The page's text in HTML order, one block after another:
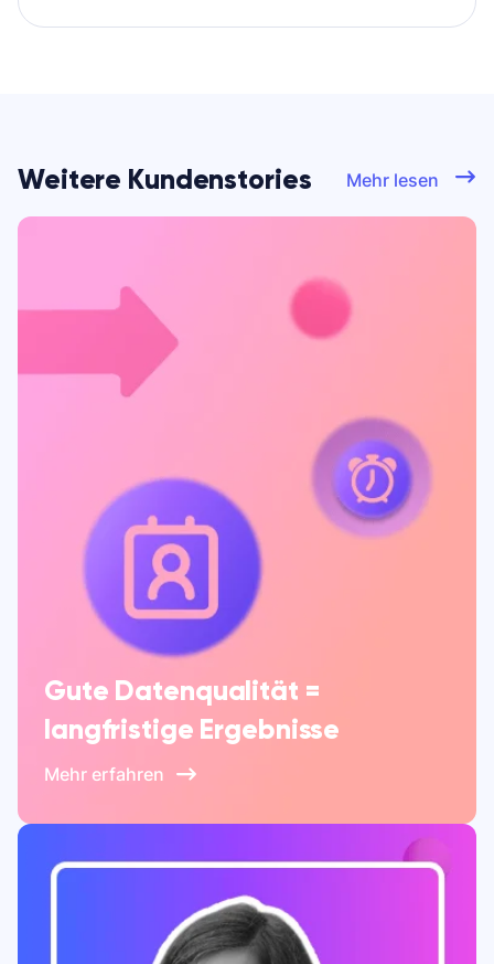
Weitere Kundenstories Mehr lesen
Gute Datenqualität =
langfristige Ergebnisse
Mehr erfahren